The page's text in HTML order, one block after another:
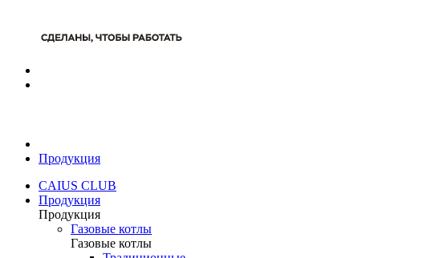
Продукция
CAIUS CLUB
Продукция
Продукция
Газовые котлы
Газовые котлы